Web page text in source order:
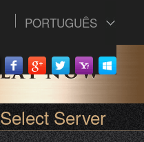
PORTUGUÊS
Select Server